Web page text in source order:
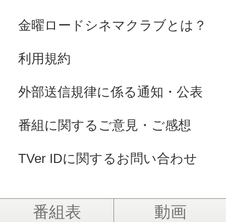
金曜ロードシネマクラブとは？
利用規約
外部送信規律に係る通知・公表
番組に関するご意見・ご感想
TVer IDに関するお問い合わせ
番組表 動画